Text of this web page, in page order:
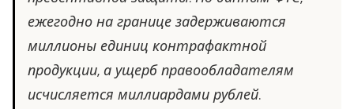
ежегодно на границе задерживаются
миллионы единиц контрафактной
продукции, а ущерб правообладателям
исчисляется миллиардами рублей.